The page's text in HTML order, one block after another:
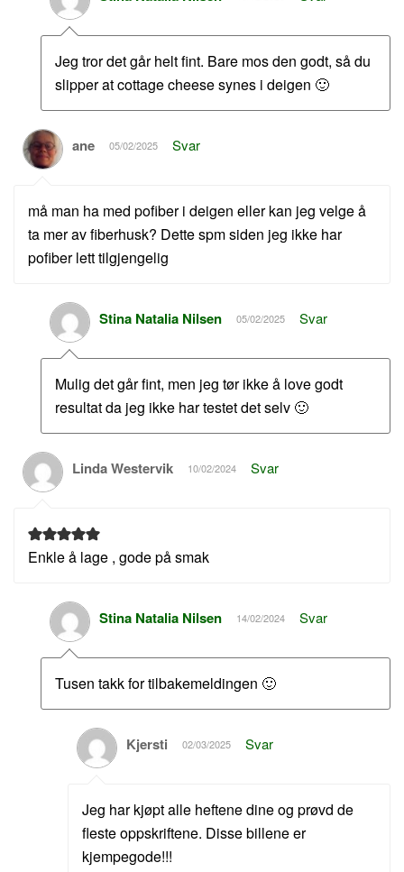
Jeg tror det går helt fint. Bare mos den godt, så du
slipper at cottage cheese synes i deigen 🙂
ane 05/02/2025 Svar
må man ha med pofiber i deigen eller kan jeg velge å
ta mer av fiberhusk? Dette spm siden jeg ikke har
pofiber lett tilgjengelig
Stina Natalia Nilsen 05/02/2025 Svar
Mulig det går fint, men jeg tør ikke å love godt
resultat da jeg ikke har testet det selv 🙂
Linda Westervik 10/02/2024 Svar
Enkle å lage , gode på smak
Stina Natalia Nilsen 14/02/2024 Svar
Tusen takk for tilbakemeldingen 🙂
Kjersti 02/03/2025 Svar
Jeg har kjøpt alle heftene dine og prøvd de
fleste oppskriftene. Disse billene er
kjempegode!!!